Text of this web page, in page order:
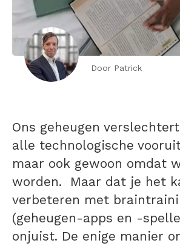
Door Patrick
Ons geheugen
alle technologische
maar ook gewoon omdat
worden. Maar dat je het
verbeteren met
(geheugen-apps en -
onjuist. De enige manier